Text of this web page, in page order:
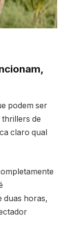
podem ser
de
claro qual
duas horas,